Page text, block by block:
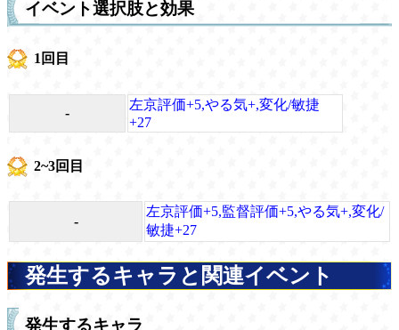
イベント選択肢と効果
1回目
-
左京評価+5,やる気+,変化/敏捷
+27
2~3回目
-
左京評価+5,監督評価+5,やる気+,変化/
敏捷+27
発生するキャラと関連イベント
発生するキャラ